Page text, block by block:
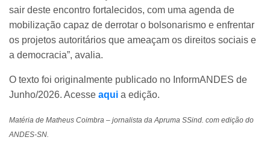
sair deste encontro fortalecidos, com uma agenda de
mobilização capaz de derrotar o bolsonarismo e enfrentar
os projetos autoritários que ameaçam os direitos sociais e
a democracia”, avalia.
O texto foi originalmente publicado no InformANDES de
Junho/2026. Acesse aqui a edição.
Matéria de Matheus Coimbra – jornalista da Apruma SSind. com edição do
ANDES-SN.